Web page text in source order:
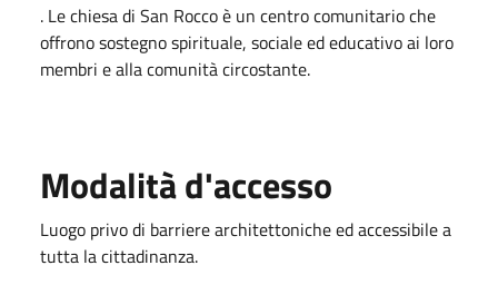
. Le chiesa di San Rocco è un centro comunitario che
offrono sostegno spirituale, sociale ed educativo ai loro
membri e alla comunità circostante.
Modalità d'accesso
Luogo privo di barriere architettoniche ed accessibile a
tutta la cittadinanza.